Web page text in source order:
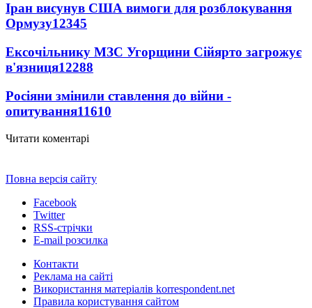
Іран висунув США вимоги для розблокування
Ормузу12345
Ексочільнику МЗС Угорщини Сійярто загрожує
в'язниця12288
Росіяни змінили ставлення до війни -
опитування11610
Читати коментарі
Повна версія сайту
Facebook
Twitter
RSS-стрічки
E-mail розсилка
Контакти
Реклама на сайті
Використання матеріалів korrespondent.net
Правила користування сайтом